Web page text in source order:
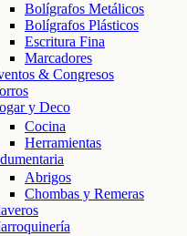
Bolígrafos Metálicos
Bolígrafos Plásticos
Escritura Fina
Marcadores
& Congresos
y Deco
Cocina
Herramientas
Abrigos
Chombas y Remeras